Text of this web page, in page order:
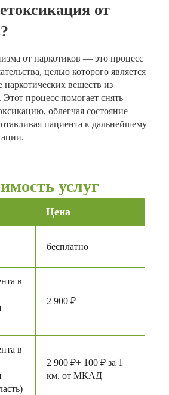
от
от наркотиков — это процесс
целью которого является
наркотических веществ из
Этот процесс помогает снять
облегчая состояние
пациента к дальнейшему
услуг
Цена
бесплатно
в
2 900 ₽
в
2 900 ₽+ 100 ₽ за 1
км. от МКАД